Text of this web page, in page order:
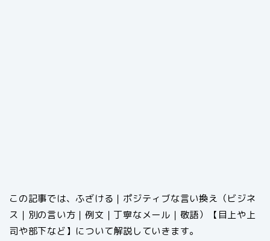
この記事では、ふざける｜ポジティブな言い換え（ビジネ
ス｜別の言い方｜例文｜丁寧なメール｜敬語）【目上や上
司や部下など】について解説していきます。